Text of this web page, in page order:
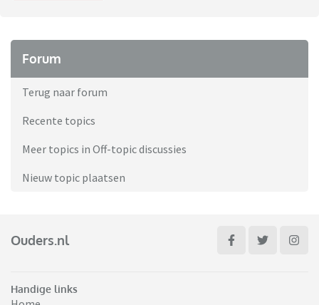
Forum
Terug naar forum
Recente topics
Meer topics in Off-topic discussies
Nieuw topic plaatsen
Ouders.nl
Handige links